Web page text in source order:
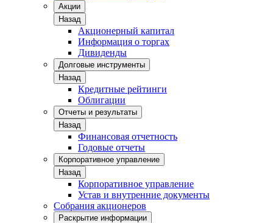
Акции
Назад
Акционерный капитал
Информация о торгах
Дивиденды
Долговые инструменты
Назад
Кредитные рейтинги
Облигации
Отчеты и результаты
Назад
Финансовая отчетность
Годовые отчеты
Корпоративное управление
Назад
Корпоративное управление
Устав и внутренние документы
Собрания акционеров
Раскрытие информации